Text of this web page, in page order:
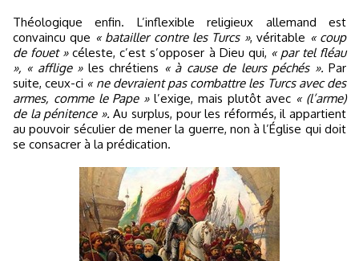
Théologique enfin. L’inflexible religieux allemand est
convaincu que « batailler contre les Turcs », véritable « coup
de fouet »céleste, c’est s’opposer à Dieu qui, « par tel fléau
», « afflige »les chrétiens « à cause de leurs péchés ». Par
suite, ceux-ci « ne devraient pas combattre les Turcs avec des
armes, comme le Pape »l’exige, mais plutôt avec « (l’arme)
de la pénitence ». Au surplus, pour les réformés, il appartient
au pouvoir séculier de mener la guerre, non à l’Église qui doit
se consacrer à la prédication.